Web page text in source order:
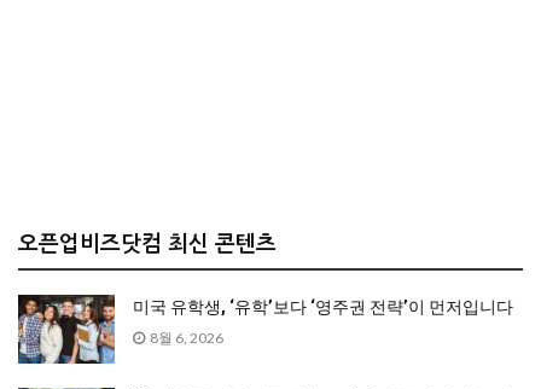
오픈업비즈닷컴 최신 콘텐츠
미국 유학생, ‘유학’보다 ‘영주권 전략’이 먼저입니다
8월 6, 2026